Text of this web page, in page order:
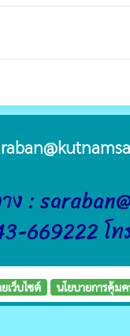
ง :
669222 โ
เว็บไซต์ นโยบายการคุ้ม